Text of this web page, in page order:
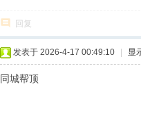
回复
发表于 2026-4-17 00:49:10 显
同城帮顶